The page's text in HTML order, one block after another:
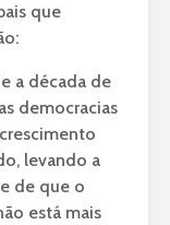
que
a década de
democracias
levando a
de que o
está mais